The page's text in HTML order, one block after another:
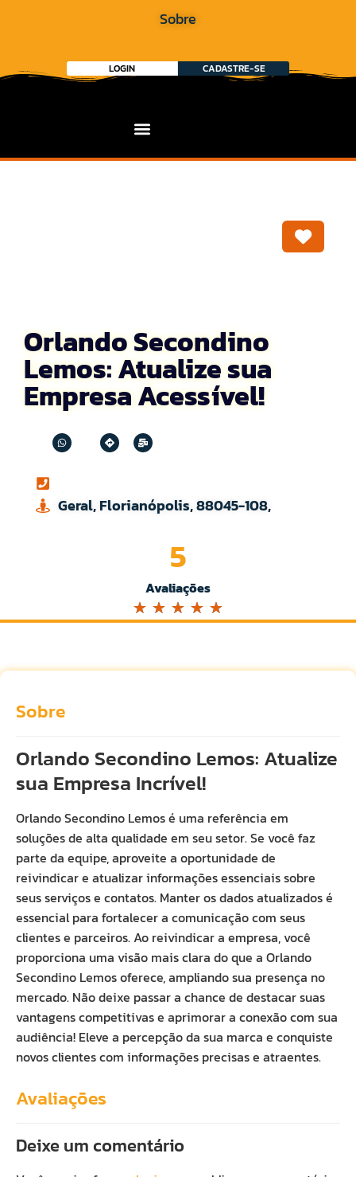
Sobre
LOGIN CADASTRE-SE
Orlando Secondino
Lemos: Atualize sua
Empresa Acessível!
Geral, Florianópolis, 88045-108,
Avaliações
5
☆ ☆ ☆ ☆ ☆
Sobre
Orlando Secondino Lemos: Atualize
sua Empresa Incrível!
Orlando Secondino Lemos é uma referência em
soluções de alta qualidade em seu setor. Se você faz
parte da equipe, aproveite a oportunidade de
reivindicar e atualizar informações essenciais sobre
seus serviços e contatos. Manter os dados atualizados é
essencial para fortalecer a comunicação com seus
clientes e parceiros. Ao reivindicar a empresa, você
proporciona uma visão mais clara do que a Orlando
Secondino Lemos oferece, ampliando sua presença no
mercado. Não deixe passar a chance de destacar suas
vantagens competitivas e aprimorar a conexão com sua
audiência! Eleve a percepção da sua marca e conquiste
novos clientes com informações precisas e atraentes.
Avaliações
Deixe um comentário